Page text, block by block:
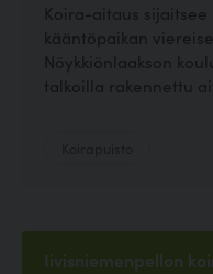
Koira-aitaus
kääntöpaikan
Nöykkiönlaakson
talkoilla rakennettu
Iivisniemenpellon